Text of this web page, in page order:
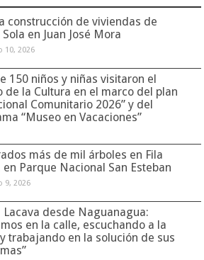
construcción de viviendas de
en Juan José Mora
10, 2026
150 niños y niñas visitaron el
de la Cultura en el marco del plan
Comunitario 2026” y del
“Museo en Vacaciones”
más de mil árboles en Fila
en Parque Nacional San Esteban
9, 2026
Lacava desde Naguanagua:
en la calle, escuchando a la
trabajando en la solución de sus